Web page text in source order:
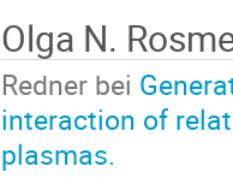
Olga N.
Redner bei
interaction of
plasmas.